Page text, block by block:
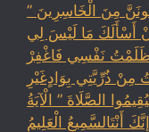
مِنَ الْخَاسِرِينَ ”
أَسْأَلَكَ مَا لَيْسَ لِي
نَفْسِي فَاغْفِرْ
مِنْ ذُرِّيَّتِي بِوَادٍغَيْرِ
الصَّلَاةَ ” الْآيَةُ
أَنْتَالسَّمِيعُ الْعَلِيمُ